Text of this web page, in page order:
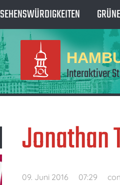
SEHENSWÜRDIGKEITEN
Interaktiver
Jonathan
09. Juni 2016 07:29